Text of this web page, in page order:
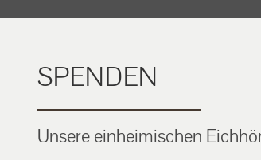
SPENDEN
Unsere einheimischen